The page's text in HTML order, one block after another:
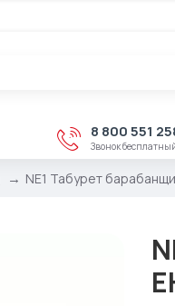
8 800 551
Звонок
NE1 Табурет